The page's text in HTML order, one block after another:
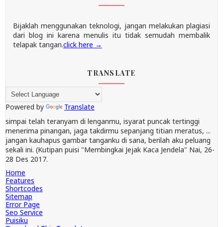
Bijaklah menggunakan teknologi, jangan melakukan plagiasi
dari blog ini karena menulis itu tidak semudah membalik
telapak tangan.click here →
TRANSLATE
Powered by
Translate
simpai telah teranyam di lenganmu, isyarat puncak tertinggi
menerima pinangan, jaga takdirmu sepanjang titian meratus, ...
jangan kauhapus gambar tanganku di sana, berilah aku peluang
sekali ini. (Kutipan puisi "Membingkai Jejak Kaca Jendela" Nai, 26-
28 Des 2017.
Home
Features
Shortcodes
Sitemap
Error Page
Seo Service
Puisiku